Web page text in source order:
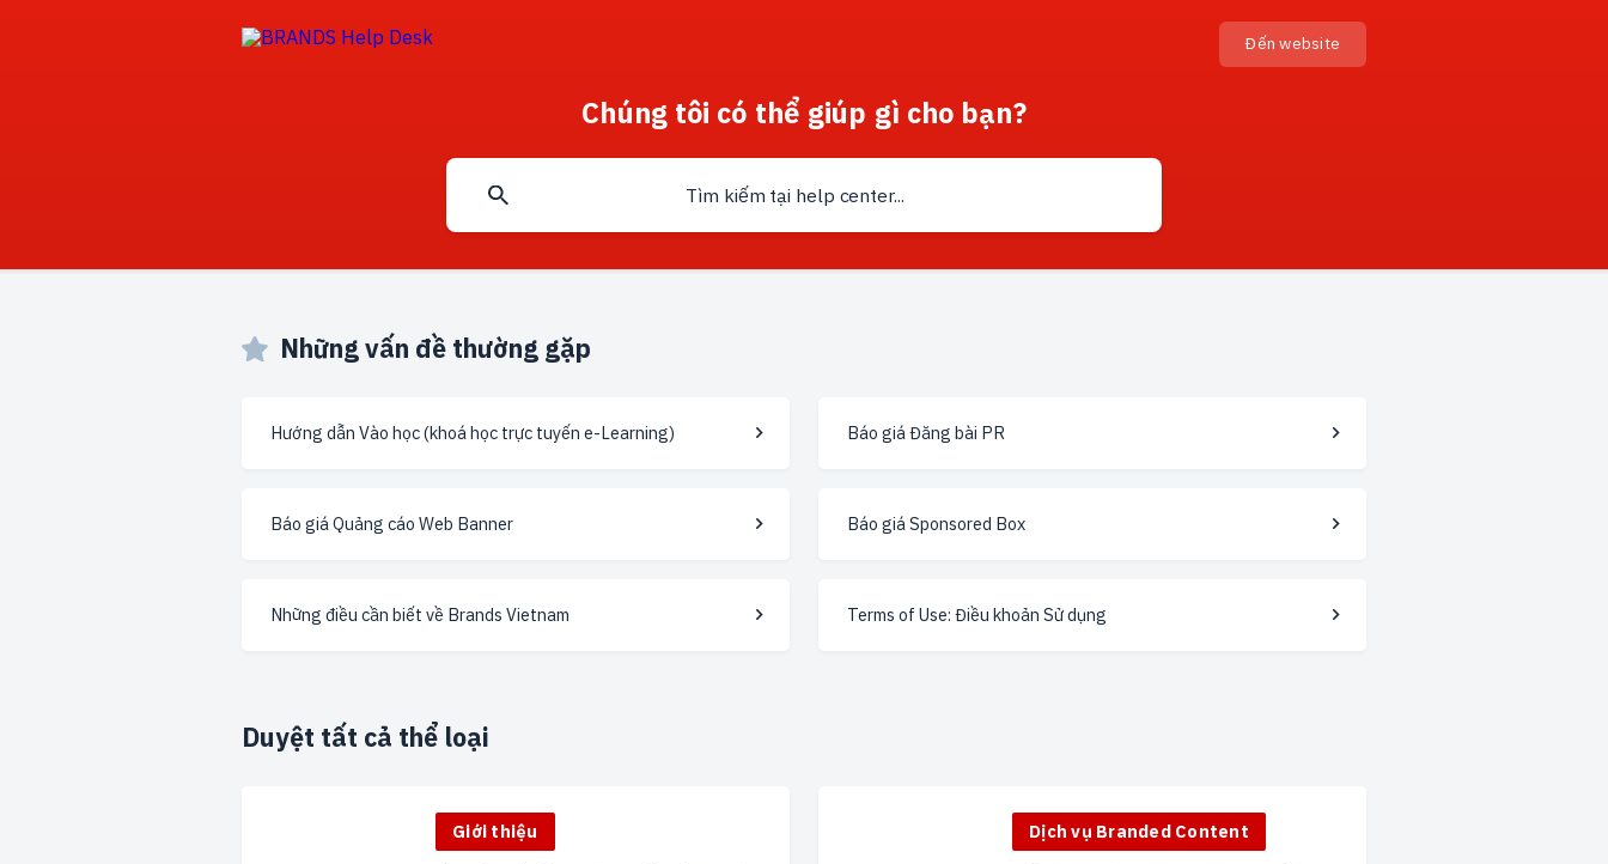
Đến website
Chúng tôi có thể giúp gì cho bạn?
Những vấn đề thường gặp
Hướng dẫn Vào học (khoá học trực tuyến e-Learning) Báo giá Đăng bài PR
Báo giá Quảng cáo Web Banner Báo giá Sponsored Box
Những điều cần biết về Brands Vietnam Terms of Use: Điều khoản Sử dụng
Duyệt tất cả thể loại
Giới thiệu Dịch vụ Branded Content